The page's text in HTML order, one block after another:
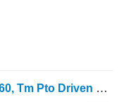
Fiat New Holland F140, F130 F, M, 60, Tm Pto Driven Gear 1000rpm Z53 5151388 zupčanik mjenjača